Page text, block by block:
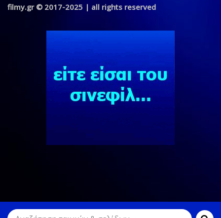
filmy.gr © 2017-2025 | all rights reserved